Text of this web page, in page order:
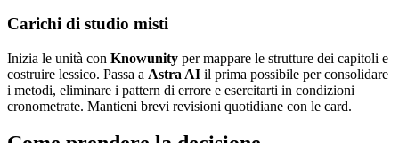
Carichi di studio misti
Inizia le unità con Knowunity per mappare le strutture dei capitoli e
costruire lessico. Passa a Astra AI il prima possibile per consolidare
i metodi, eliminare i pattern di errore e esercitarti in condizioni
cronometrate. Mantieni brevi revisioni quotidiane con le card.